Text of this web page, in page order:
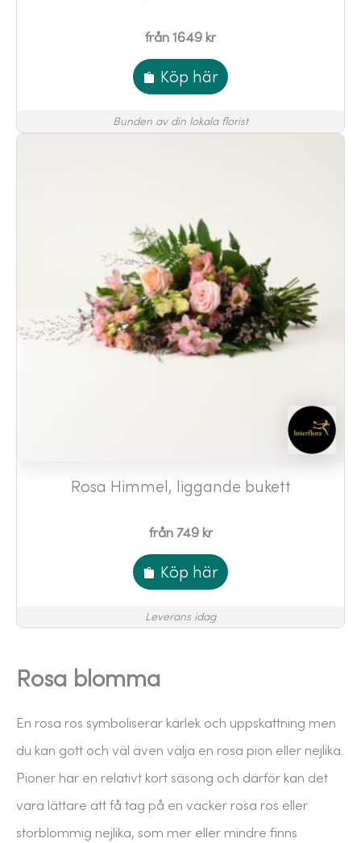
från 1649 kr
Köp här
Bunden av din lokala florist
Rosa Himmel, liggande bukett
från 749 kr
Köp här
Leverans idag
Rosa blomma
En rosa ros symboliserar kärlek och uppskattning men
du kan gott och väl även välja en rosa pion eller nejlika.
Pioner har en relativt kort säsong och därför kan det
vara lättare att få tag på en vacker rosa ros eller
storblommig nejlika, som mer eller mindre finns